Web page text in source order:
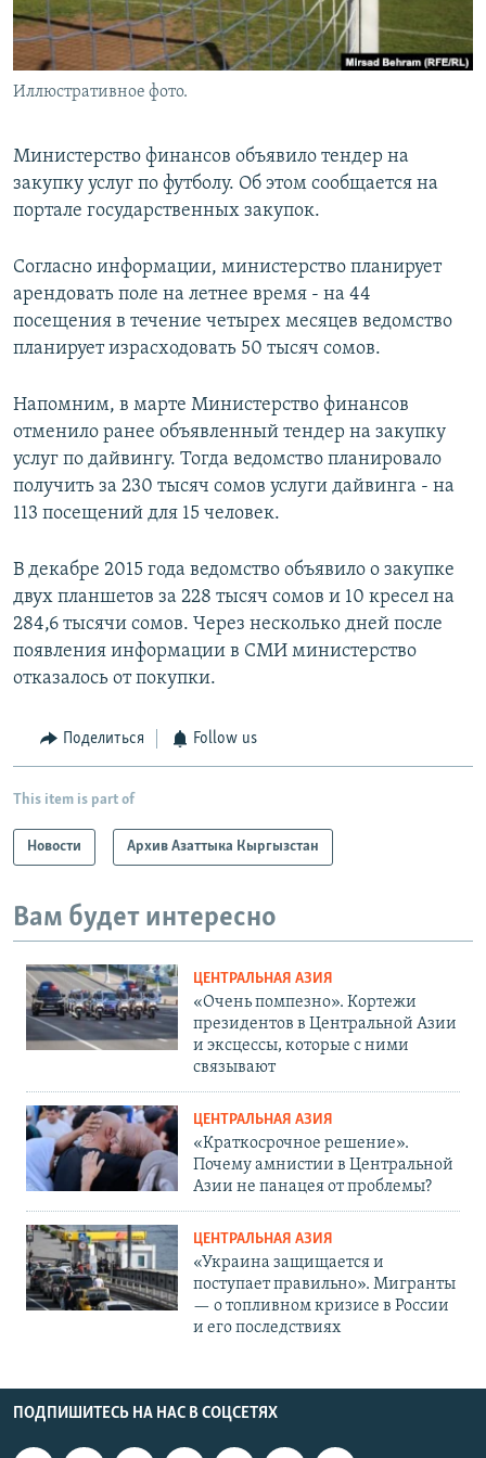
Иллюстративное фото.
Министерство финансов объявило тендер на
закупку услуг по футболу. Об этом сообщается на
портале государственных закупок.
Согласно информации, министерство планирует
арендовать поле на летнее время - на 44
посещения в течение четырех месяцев ведомство
планирует израсходовать 50 тысяч сомов.
Напомним, в марте Министерство финансов
отменило ранее объявленный тендер на закупку
услуг по дайвингу. Тогда ведомство планировало
получить за 230 тысяч сомов услуги дайвинга - на
113 посещений для 15 человек.
В декабре 2015 года ведомство объявило о закупке
двух планшетов за 228 тысяч сомов и 10 кресел на
284,6 тысячи сомов. Через несколько дней после
появления информации в СМИ министерство
отказалось от покупки.
Поделиться Follow us
This item is part of
Новости Архив Азаттыка Кыргызстан
Вам будет интересно
ЦЕНТРАЛЬНАЯ АЗИЯ
«Очень помпезно». Кортежи
президентов в Центральной Азии
и эксцессы, которые с ними
связывают
ЦЕНТРАЛЬНАЯ АЗИЯ
«Краткосрочное решение».
Почему амнистии в Центральной
Азии не панацея от проблемы?
ЦЕНТРАЛЬНАЯ АЗИЯ
«Украина защищается и
поступает правильно». Мигранты
— о топливном кризисе в России
и его последствиях
ПОДПИШИТЕСЬ НА НАС В СОЦСЕТЯХ